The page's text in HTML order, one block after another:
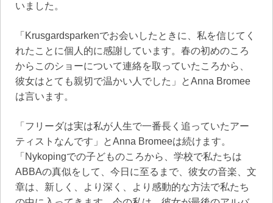
いました。
「Krusgardsparkenでお会いしたときに、私を信じてく
れたことに個人的に感謝しています。春の初めのころ
からこのショーについて連絡を取っていたころから、
彼女はとても親切で温かい人でした」とAnna Bromee
は言います。
「フリーダは実は私が人生で一番長く追っていたアー
ティストなんです」とAnna Bromeeは続けます。
「Nykopingでの子どものころから、学校で私たちは
ABBAの真似をして、今日に至るまで、彼女の音楽、文
章は、新しく、より深く、より感動的な方法で私たち